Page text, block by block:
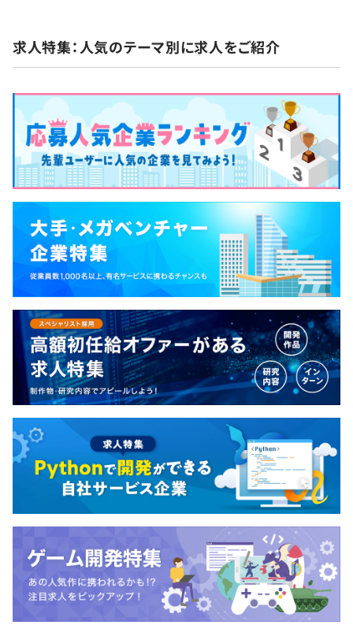
めています。
どの職種であっても、企画から実装といった一貫した開発
業務に就くことが求められるため、密なコミュニケーショ
ンを重視し、スモールチームで開発することを徹底してい
ます。
ユーザー様に、より面白いコンテンツを提供するため、ス
ピード感とクオリティの両方を維持しつつ、新人であって
も積極的な意見を求め、若いうちから挑戦できる環境を用
意。その上で同じチーム内で先輩社員がマンツーマンでフ
ォローをしてくれる「ブラザー制度」を用意するなど、し
っかりとしたサポート体制の上でパフォーマンスが出せる
ようにしています。
求人特集：人気のテーマ別に求人をご紹介